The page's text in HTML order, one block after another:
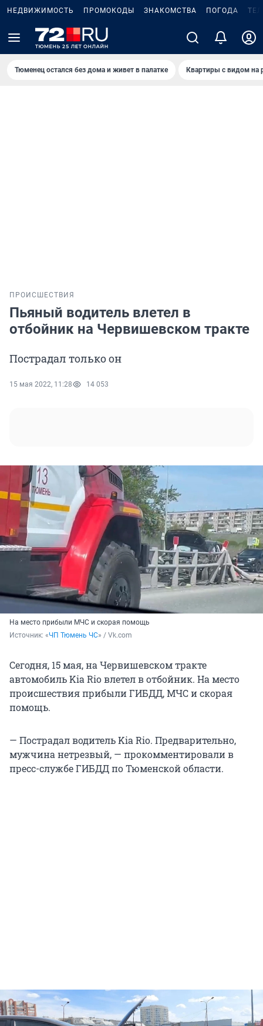
НЕДВИЖИМОСТЬ ПРОМОКОДЫ ЗНАКОМСТВА ПОГОДА
Тюменец остался без дома и живет в палатке Квартиры с видом на
ПРОИСШЕСТВИЯ
Пьяный водитель влетел в
отбойник на Червишевском тракте
Пострадал только он
15 мая 2022, 11:28 14 053
На место прибыли МЧС и скорая помощь
Источник: «ЧП Тюмень ЧС» / Vk.com
Сегодня, 15 мая, на Червишевском тракте
автомобиль Kia Rio влетел в отбойник. На место
происшествия прибыли ГИБДД, МЧС и скорая
помощь.
— Пострадал водитель Kia Rio. Предварительно,
мужчина нетрезвый, — прокомментировали в
пресс-службе ГИБДД по Тюменской области.